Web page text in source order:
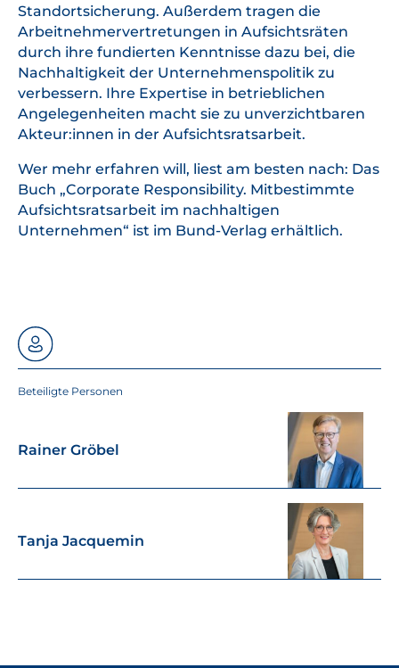
Standortsicherung. Außerdem tragen die
Arbeitnehmervertretungen in Aufsichtsräten
durch ihre fundierten Kenntnisse dazu bei, die
Nachhaltigkeit der Unternehmenspolitik zu
verbessern. Ihre Expertise in betrieblichen
Angelegenheiten macht sie zu unverzichtbaren
Akteur:innen in der Aufsichtsratsarbeit.
Wer mehr erfahren will, liest am besten nach: Das
Buch „Corporate Responsibility. Mitbestimmte
Aufsichtsratsarbeit im nachhaltigen
Unternehmen“ ist im Bund-Verlag erhältlich.
Beteiligte Personen
Rainer Gröbel
Tanja Jacquemin